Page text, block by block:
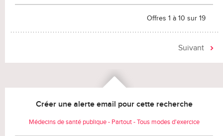
Offres 1 à 10 sur 19
Suivant
Créer une alerte email pour cette recherche
Médecins de santé publique - Partout - Tous modes d'exercice